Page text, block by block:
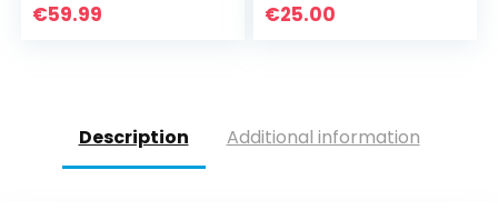
€59.99
op een vlakke
€25.00
Description Additional information